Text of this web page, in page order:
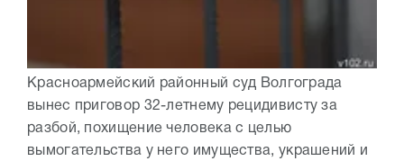
Красноармейский районный суд Волгограда
вынес приговор 32-летнему рецидивисту за
разбой, похищение человека с целью
вымогательства у него имущества, украшений и